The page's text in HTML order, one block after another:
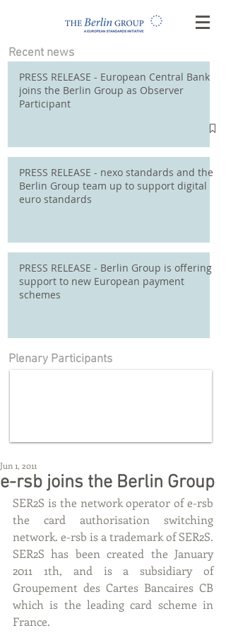
Recent news
PRESS RELEASE - European Central Bank
joins the Berlin Group as Observer
Participant
PRESS RELEASE - nexo standards and the
Berlin Group team up to support digital
euro standards
PRESS RELEASE - Berlin Group is offering
support to new European payment
schemes
Plenary Participants
e-rsb joins the Berlin Group
Jun 1, 2011
SER2S is the network operator of e-rsb
the card authorisation switching
network. e-rsb is a trademark of SER2S.
SER2S has been created the January
2011 1th, and is a subsidiary of
Groupement des Cartes Bancaires CB
which is the leading card scheme in
France.